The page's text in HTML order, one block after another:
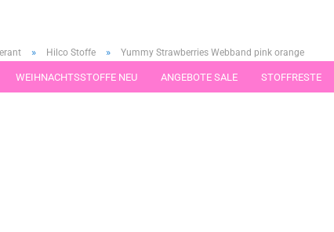
WEIHNACHTSSTOFFE NEU ANGEBOTE SALE STOFFRESTE
STOFFE IN
» Hilco Stoffe » Yummy Strawberries Webband pink orange
Artikel in dieser Kategorie